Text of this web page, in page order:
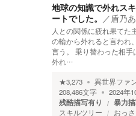
地球の知識で外れス
ートでした。 ／盾乃
人との関係に疲れ果てた
の輪から外れると言われ
言う。 乗り替わった相手
外れ…
★3,273 異世界ファ
208,486文字 2024年
残酷描写有り 暴力
スキルツリー おっ